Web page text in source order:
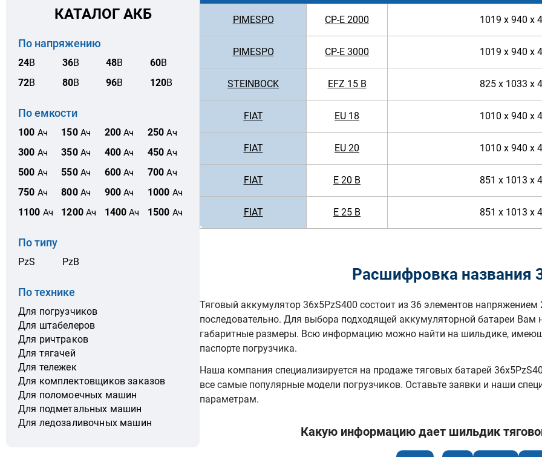
КАТАЛОГ АКБ
По напряжению
24В 36В 48В 60В
72В 80В 96В 120В
По емкости
100 Ач 150Ач 200Ач 250 Ач
300 Ач 350Ач 400Ач 450 Ач
500 Ач 550Ач 600Ач 700 Ач
750 Ач 800Ач 900Ач 1000 Ач
1100 Ач 1200Ач 1400 Ач 1500 Ач
По типу
PzS PzB
По технике
Для погрузчиков
Для штабелеров
Для ричтраков
Для тягачей
Для тележек
Для комплектовщиков заказов
Для поломоечных машин
Для подметальных машин
Для ледозаливочных машин
PIMESPO CP-E 2000 1019 x 940 x
PIMESPO CP-E 3000 1019 x 940 x
STEINBOCK EFZ 15 B 825 x 1033 x
FIAT EU 18 1010 x 940 x
FIAT EU 20 1010 x 940 x
FIAT E 20 B 851 x 1013 x
FIAT E 25 B 851 x 1013 x
Расшифровка названия
Тяговый аккумулятор 36x5PzS400 состоит из 36 элементов
последовательно. Для выбора подходящей аккумуляторной батареи
габаритные размеры. Всю информацию можно найти на шильдике,
паспорте погрузчика.
Наша компания специализируется на продаже тяговых батарей
все самые популярные модели погрузчиков. Оставьте заявки и наши
параметрам.
Какую информацию дает шильдик